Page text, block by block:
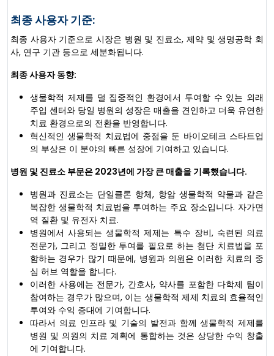
최종 사용자 기준:
최종 사용자 기준으로 시장은 병원 및 진료소, 제약 및 생명공학 회
사, 연구 기관 등으로 세분화됩니다.
최종 사용자 동향:
생물학적 제제를 덜 집중적인 환경에서 투여할 수 있는 외래
주입 센터와 당일 병원의 성장은 매출을 견인하고 더욱 유연한
치료 환경으로의 전환을 반영합니다.
혁신적인 생물학적 치료법에 중점을 둔 바이오테크 스타트업
의 부상은 이 분야의 빠른 성장에 기여하고 있습니다.
병원 및 진료소 부문은 2023년에 가장 큰 매출을 기록했습니다.
병원과 진료소는 단일클론 항체, 항암 생물학적 약물과 같은
복잡한 생물학적 치료법을 투여하는 주요 장소입니다. 자가면
역 질환 및 유전자 치료.
병원에서 사용되는 생물학적 제제는 특수 장비, 숙련된 의료
전문가, 그리고 정밀한 투여를 필요로 하는 첨단 치료법을 포
함하는 경우가 많기 때문에, 병원과 의원은 이러한 치료의 중
심 허브 역할을 합니다.
이러한 사용에는 전문가, 간호사, 약사를 포함한 다학제 팀이
참여하는 경우가 많으며, 이는 생물학적 제제 치료의 효율적인
투여와 수익 증대에 기여합니다.
따라서 의료 인프라 및 기술의 발전과 함께 생물학적 제제를
병원 및 의원의 치료 계획에 통합하는 것은 상당한 수익 창출
에 기여합니다.